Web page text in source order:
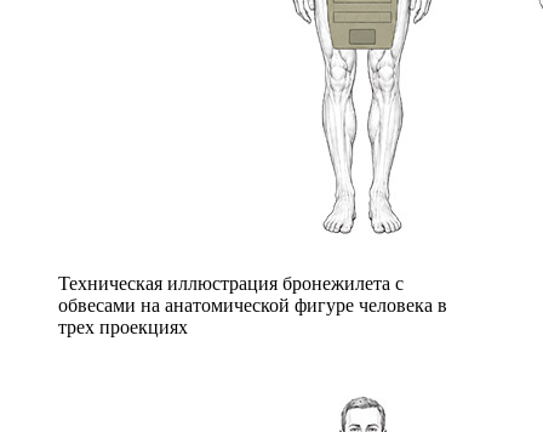
Техническая иллюстрация бронежилета с
обвесами на анатомической фигуре человека в
трех проекциях